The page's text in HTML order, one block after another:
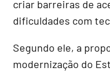
criar barreiras de
dificuldades com
Segundo ele, a
modernização do